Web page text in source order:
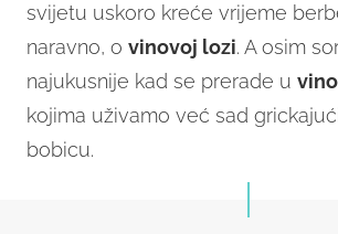
svijetu uskoro kreće vrijeme
naravno, o vinovoj lozi. A osim
najukusnije kad se prerade u vino
kojima uživamo već sad
bobicu.